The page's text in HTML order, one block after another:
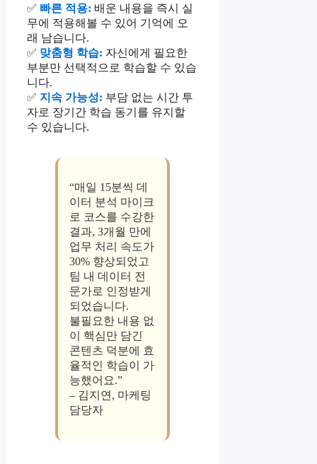
✅ 빠른 적용: 배운 내용을 즉시 실
무에 적용해볼 수 있어 기억에 오
래 남습니다.
✅ 맞춤형 학습: 자신에게 필요한
부분만 선택적으로 학습할 수 있습
니다.
✅ 지속 가능성: 부담 없는 시간 투
자로 장기간 학습 동기를 유지할
수 있습니다.
“매일 15분씩 데
이터 분석 마이크
로 코스를 수강한
결과, 3개월 만에
업무 처리 속도가
30% 향상되었고
팀 내 데이터 전
문가로 인정받게
되었습니다.
불필요한 내용 없
이 핵심만 담긴
콘텐츠 덕분에 효
율적인 학습이 가
능했어요.”
– 김지연, 마케팅
담당자